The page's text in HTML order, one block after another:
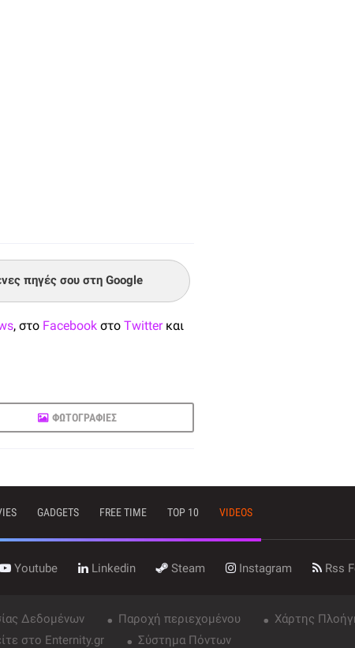
πηγές σου στη Google
, στο Facebook στο Twitterκαι
ΦΩΤΟΓΡΑΦΙΕΣ
GADGETS FREE TIME TOP 10 VIDEOS
Youtube Linkedin Steam Instagram Rss
Δεδομένων Παροχή περιεχομένου Χάρτης
στο Enternity.gr
Σύστημα Πόντων